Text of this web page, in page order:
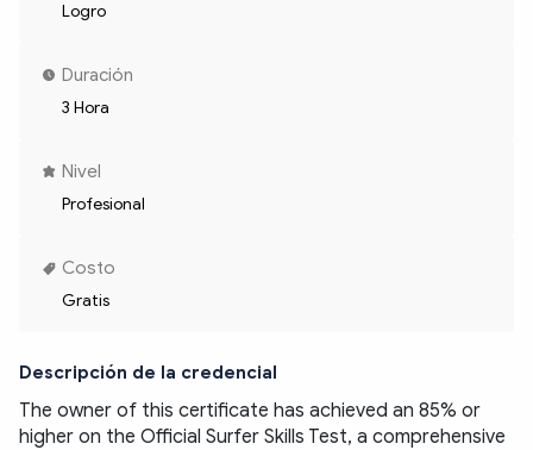
Logro
Duración
3 Hora
Nivel
Profesional
Costo
Gratis
Descripción de la credencial
The owner of this certificate has achieved an 85% or
higher on the Official Surfer Skills Test, a comprehensive